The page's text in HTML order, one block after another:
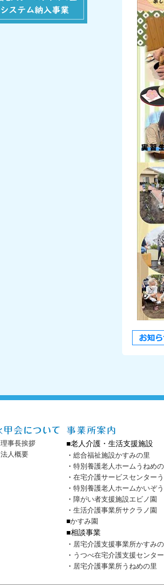
理事長挨拶
法人概要
■老人介護・生活支援施設
・ 総合福祉施設かすみの里
・ 特別養護老人ホームうねめ
・ 在宅介護サービスセンター
・ 特別養護老人ホームかいぞ
・ 障がい者支援施設エビノ園
・ 生活介護事業所サクラノ園
■かすみ園
■相談事業
・ 居宅介護支援事業所かすみ
・ うつべ在宅介護支援センター
・ 居宅介護事業所うねめの里